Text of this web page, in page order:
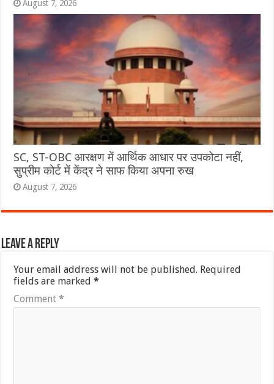
August 7, 2026
SC, ST-OBC आरक्षण में आर्थिक आधार पर उपकोटा नहीं,
सुप्रीम कोर्ट में केंद्र ने साफ किया अपना रुख
August 7, 2026
Leave a Reply
Your email address will not be published. Required
fields are marked*
Comment*